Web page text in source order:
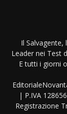
Il Salvagente,
Leader nei Test
E tutti i giorni
| P.IVA
Registrazione